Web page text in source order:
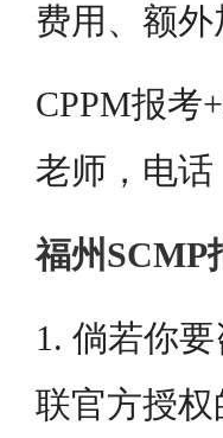
费用、额
CPPM报考
老师，电话
福州SCMP
1. 倘若你
联官方授权